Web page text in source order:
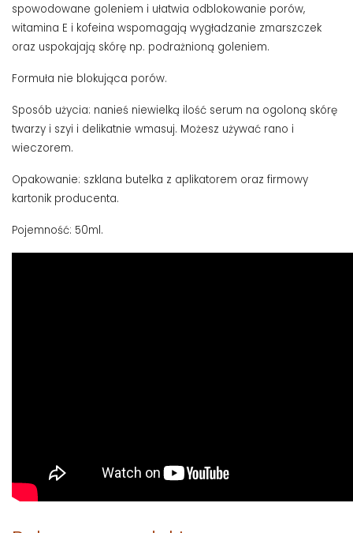
spowodowane goleniem i ułatwia odblokowanie porów,
witamina E i kofeina wspomagają wygładzanie zmarszczek
oraz uspokajają skórę np. podrażnioną goleniem.
Formuła nie blokująca porów.
Sposób użycia: nanieś niewielką ilość serum na ogoloną skórę
twarzy i szyi i delikatnie wmasuj. Możesz używać rano i
wieczorem.
Opakowanie: szklana butelka z aplikatorem oraz firmowy
kartonik producenta.
Pojemność: 50ml.